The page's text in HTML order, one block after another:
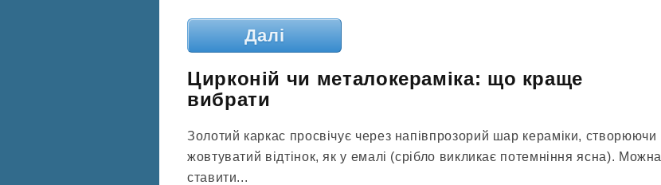
Далі
Цирконій чи металокераміка: що краще
вибрати
Золотий каркас просвічує через напівпрозорий шар кераміки, створюючи
жовтуватий відтінок, як у емалі (срібло викликає потемніння ясна). Можна
ставити...